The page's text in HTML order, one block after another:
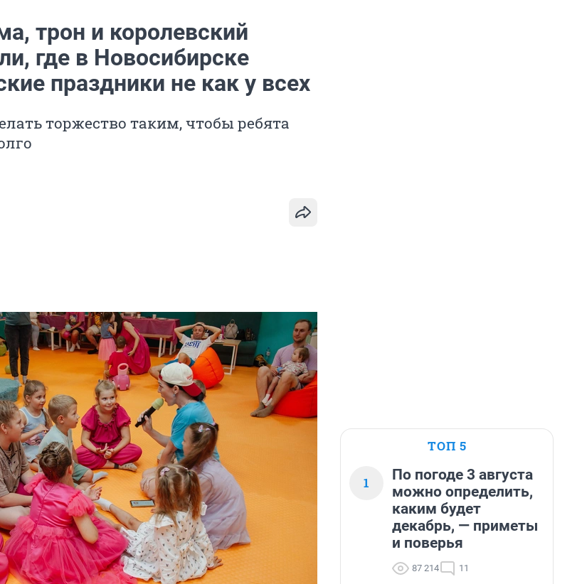
трон и королевский
где в Новосибирске
праздники не как у всех
торжество таким, чтобы ребята
ТОП 5
1
По погоде 3 августа
можно определить,
каким будет
декабрь, — приметы
и поверья
87 214 11